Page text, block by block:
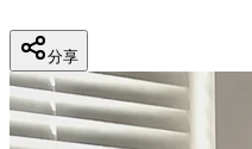
分享